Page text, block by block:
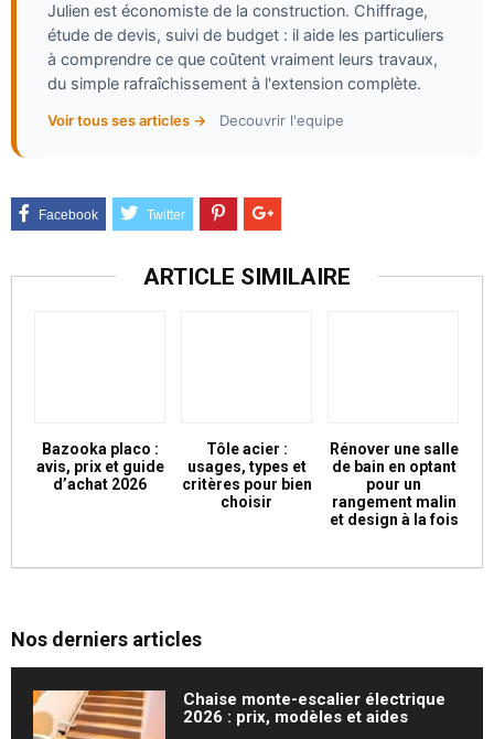
Julien est économiste de la construction. Chiffrage,
étude de devis, suivi de budget : il aide les particuliers
à comprendre ce que coûtent vraiment leurs travaux,
du simple rafraîchissement à l'extension complète.
Voir tous ses articles → Decouvrir l'equipe
ARTICLE SIMILAIRE
Bazooka placo :
avis, prix et guide
d’achat 2026
Tôle acier :
usages, types et
critères pour bien
choisir
Rénover une salle
de bain en optant
pour un
rangement malin
et design à la fois
Nos derniers articles
Chaise monte-escalier électrique
2026 : prix, modèles et aides